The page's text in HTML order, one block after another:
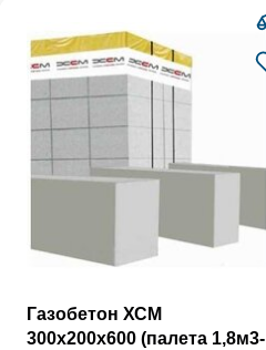
Газобетон ХСМ
300x200x600 (палета 1,8м3-